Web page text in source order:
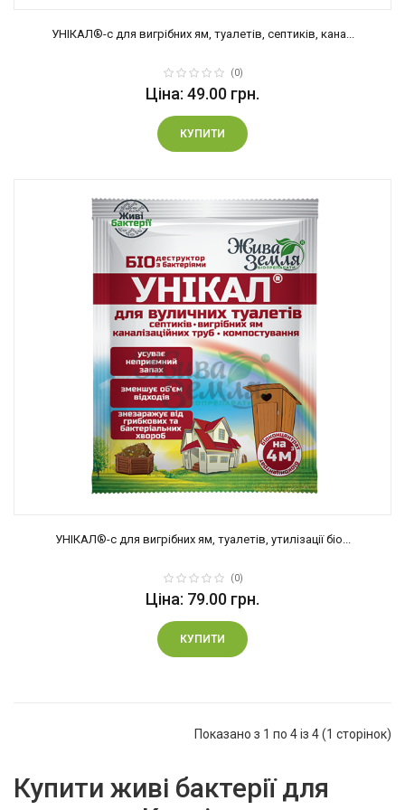
УНІКАЛ®-с для вигрібних ям, туалетів, септиків, кана...
(0)
Ціна: 49.00 грн.
КУПИТИ
УНІКАЛ®-с для вигрібних ям, туалетів, утилізації біо...
(0)
Ціна: 79.00 грн.
КУПИТИ
Показано з 1 по 4 із 4 (1 сторінок)
Купити живі бактерії для